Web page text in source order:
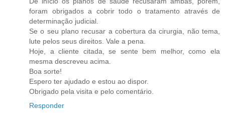
foram obrigados a cobrir todo o tratamento através de
determinação judicial.
Se o seu plano recusar a cobertura da cirurgia, não tema,
lute pelos seus direitos. Vale a pena.
Hoje, a cliente citada, se sente bem melhor, como ela
mesma descreveu acima.
Boa sorte!
Espero ter ajudado e estou ao dispor.
Obrigado pela visita e pelo comentário.
Responder